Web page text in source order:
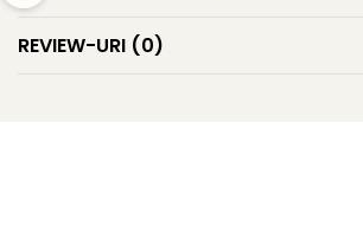
REVIEW-URI (0)